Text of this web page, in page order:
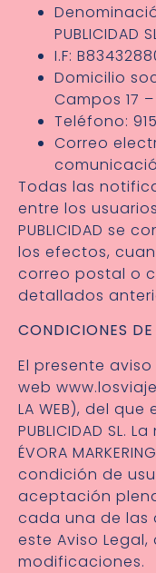
PUBLICIDAD
I.F:
Domicilio
Campos 17
Teléfono:
Correo
Todas las
entre los usuarios
PUBLICIDAD se
los efectos,
correo postal o
detallados
CONDICIONES
El presente
web
LA WEB), del que
PUBLICIDAD SL.
ÉVORA
condición de
aceptación
cada una de las
este Aviso
modificaciones.